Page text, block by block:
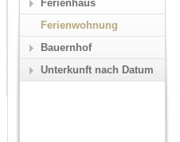
Ferienhaus
Ferienwohnung
Bauernhof
Unterkunft nach Datum